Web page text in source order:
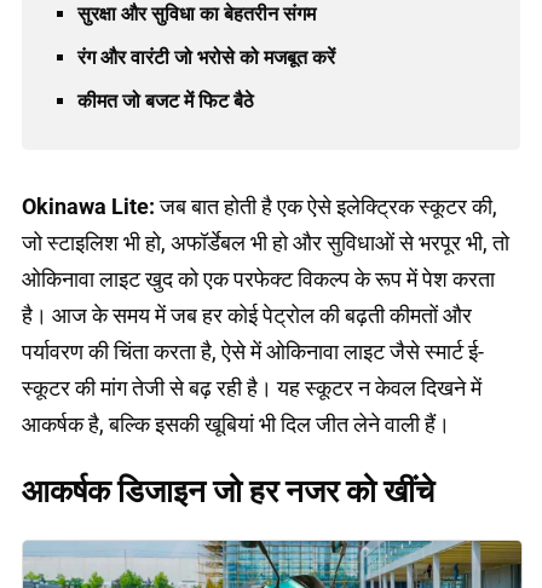
सुरक्षा और सुविधा का बेहतरीन संगम
रंग और वारंटी जो भरोसे को मजबूत करें
कीमत जो बजट में फिट बैठे
Okinawa Lite:जब बात होती है एक ऐसे इलेक्ट्रिक स्कूटर की,
जो स्टाइलिश भी हो, अफॉर्डेबल भी हो और सुविधाओं से भरपूर भी, तो
ओकिनावा लाइट खुद को एक परफेक्ट विकल्प के रूप में पेश करता
है। आज के समय में जब हर कोई पेट्रोल की बढ़ती कीमतों और
पर्यावरण की चिंता करता है, ऐसे में ओकिनावा लाइट जैसे स्मार्ट ई-
स्कूटर की मांग तेजी से बढ़ रही है। यह स्कूटर न केवल दिखने में
आकर्षक है, बल्कि इसकी खूबियां भी दिल जीत लेने वाली हैं।
आकर्षक डिजाइन जो हर नजर को खींचे